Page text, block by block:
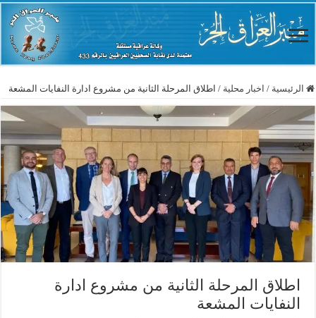
الرئيسية / اخبار محلية / اطلاق المرحلة الثانية من مشروع ادارة النفايات المشعة
اطلاق المرحلة الثانية من مشروع ادارة
النفايات المشعة